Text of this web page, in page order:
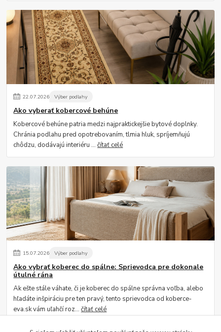
22.07.2026 Výber podlahy
Ako vyberať kobercové behúne
Kobercové behúne patria medzi najpraktickejšie bytové doplnky.
Chránia podlahu pred opotrebovaním, tlmia hluk, spríjemňujú
chôdzu, dodávajú interiéru ...čítať celé
15.07.2026 Výber podlahy
Ako vybrať koberec do spálne: Sprievodca pre dokonale
útulné rána
Ak ešte stále váhate, či je koberec do spálne správna voľba, alebo
hľadáte inšpiráciu pre ten pravý, tento sprievodca od koberce-
eva.sk vám uľahčí roz...čítať celé